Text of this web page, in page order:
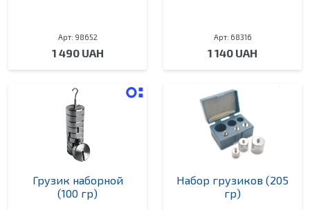
Арт: 98652
1 490 UAH
Арт: 68316
1 140 UAH
Грузик наборной
(100 гр)
Набор грузиков (205
гр)